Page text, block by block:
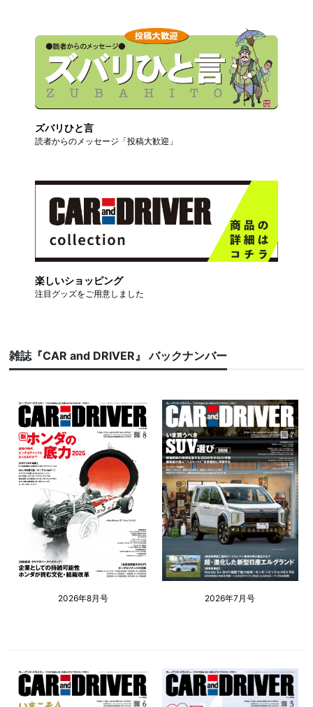
ズバリひと言
読者からのメッセージ「投稿大歓迎」
楽しいショッピング
注目グッズをご用意しました
雑誌『CAR and DRIVER』 バックナンバー
2026年8月号 2026年7月号